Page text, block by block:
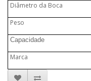
Diâmetro da Boca
Peso
Capacidade
Marca